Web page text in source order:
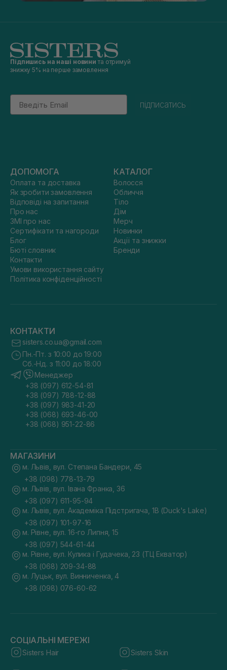
Підпишись на наші новини та отримуй
знижку 5% на перше замовлення
Email
підписатись
ДОПОМОГА
Оплата та доставка
Як зробити замовлення
Відповіді на запитання
Про нас
ЗМІ про нас
Сертифікати та нагороди
Блог
Бюті словник
Контакти
Умови використання сайту
Політика конфіденційності
КАТАЛОГ
Волосся
Обличчя
Тіло
Дім
Мерч
Новинки
Акції та знижки
Бренди
КОНТАКТИ
sisters.co.ua@gmail.com
Пн.-Пт. з 10:00 до 19:00
Сб.-Нд. з 11:00 до 18:00
Менеджер
+38 (097) 612-54-81
+38 (097) 788-12-88
+38 (097) 983-41-20
+38 (068) 693-46-00
+38 (068) 951-22-86
МАГАЗИНИ
м. Львів, вул. Степана Бандери, 45
+38 (098) 778-13-79
м. Львів, вул. Івана Франка, 36
+38 (097) 611-95-94
м. Львів, вул. Академіка Підстригача, 1В (Duck's Lake)
+38 (097) 101-97-16
м. Рівне, вул. 16-го Липня, 15
+38 (097) 544-61-44
м. Рівне, вул. Кулика і Гудачека, 23 (ТЦ Екватор)
+38 (068) 209-34-88
м. Луцьк, вул. Винниченка, 4
+38 (098) 076-60-62
СОЦІАЛЬНІ МЕРЕЖІ
Sisters Hair Sisters Skin